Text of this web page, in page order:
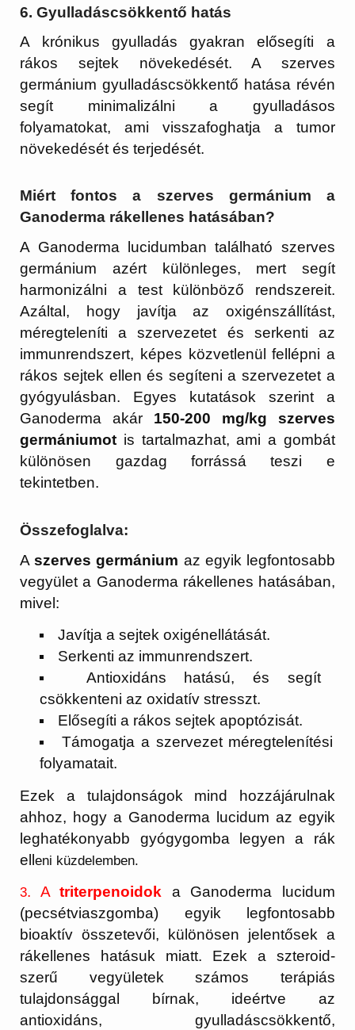
6.Gyulladáscsökkentő hatás
A krónikus gyulladás gyakran elősegíti a
rákos sejtek növekedését. A szerves
germánium gyulladáscsökkentő hatása révén
segít minimalizálni a gyulladásos
folyamatokat, ami visszafoghatja a tumor
növekedését és terjedését.
Miért fontos a szerves germánium a
Ganoderma rákellenes hatásában?
A Ganoderma lucidumban található szerves
germánium azért különleges, mert segít
harmonizálni a test különböző rendszereit.
Azáltal, hogy javítja az oxigénszállítást,
méregteleníti a szervezetet és serkenti az
immunrendszert, képes közvetlenül fellépni a
rákos sejtek ellen és segíteni a szervezetet a
gyógyulásban. Egyes kutatások szerint a
Ganoderma akár 150-200 mg/kg szerves
germániumot is tartalmazhat, ami a gombát
különösen gazdag forrássá teszi e
tekintetben.
Összefoglalva:
Aszerves germánium az egyik legfontosabb
vegyület a Ganoderma rákellenes hatásában,
mivel:
Javítja a sejtek oxigénellátását.
Serkenti az immunrendszert.
Antioxidáns hatású, és segít
csökkenteni az oxidatív stresszt.
Elősegíti a rákos sejtek apoptózisát.
Támogatja a szervezet méregtelenítési
folyamatait.
Ezek a tulajdonságok mind hozzájárulnak
ahhoz, hogy a Ganoderma lucidum az egyik
leghatékonyabb gyógygomba legyen a rák
elleni küzdelemben.
3. Atriterpenoidok
a Ganoderma lucidum
(pecsétviaszgomba) egyik legfontosabb
bioaktív összetevői, különösen jelentősek a
rákellenes hatásuk miatt. Ezek a szteroid-
szerű vegyületek számos terápiás
tulajdonsággal bírnak, ideértve az
antioxidáns, gyulladáscsökkentő,